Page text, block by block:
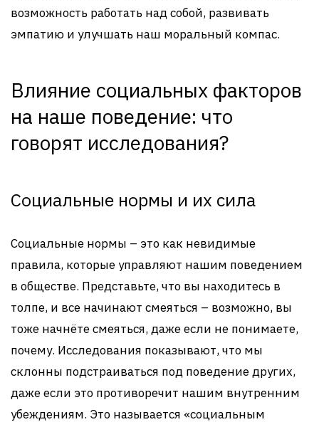
возможность работать над собой, развивать
эмпатию и улучшать наш моральный компас.
Влияние социальных факторов
на наше поведение: что
говорят исследования?
Социальные нормы и их сила
Социальные нормы – это как невидимые
правила, которые управляют нашим поведением
в обществе. Представьте, что вы находитесь в
толпе, и все начинают смеяться – возможно, вы
тоже начнёте смеяться, даже если не понимаете,
почему. Исследования показывают, что мы
склонны подстраиваться под поведение других,
даже если это противоречит нашим внутренним
убеждениям. Это называется «социальным